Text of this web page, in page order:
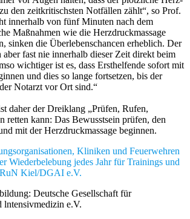
den zeitkritischsten Notfällen zählt“, so Prof.
innerhalb von fünf Minuten nach dem
Maßnahmen wie die Herzdruckmassage
sinken die Überlebenschancen erheblich. Der
aber fast nie innerhalb dieser Zeit direkt beim
wichtiger ist es, dass Ersthelfende sofort mit
und dies so lange fortsetzen, bis der
Notarzt vor Ort sind.“
daher der Dreiklang „Prüfen, Rufen,
retten kann: Das Bewusstsein prüfen, den
mit der Herzdruckmassage beginnen.
Kliniken und Feuerwehren
Wiederbelebung jedes Jahr für Trainings und
Kiel/DGAI e.V.
Deutsche Gesellschaft für
lntensivmedizin e.V.